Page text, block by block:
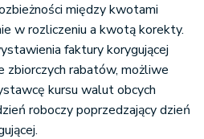
między kwotami
w rozliczeniu a kwotą korekty.
faktury korygującej
zbiorczych rabatów, możliwe
kursu walut obcych
roboczy poprzedzający dzień